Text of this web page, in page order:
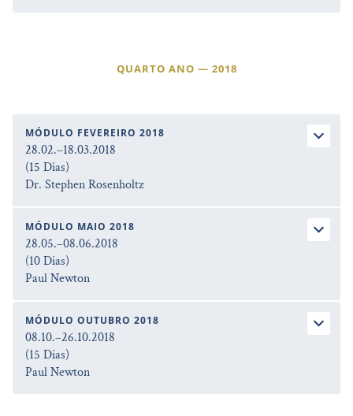
QUARTO ANO — 2018
MÓDULO FEVEREIRO 2018
28.02.–18.03.2018
(15 Dias)
Dr. Stephen Rosenholtz
MÓDULO MAIO 2018
28.05.–08.06.2018
(10 Dias)
Paul Newton
MÓDULO OUTUBRO 2018
08.10.–26.10.2018
(15 Dias)
Paul Newton